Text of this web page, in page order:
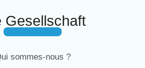
Gesellschaft
sommes-nous ?